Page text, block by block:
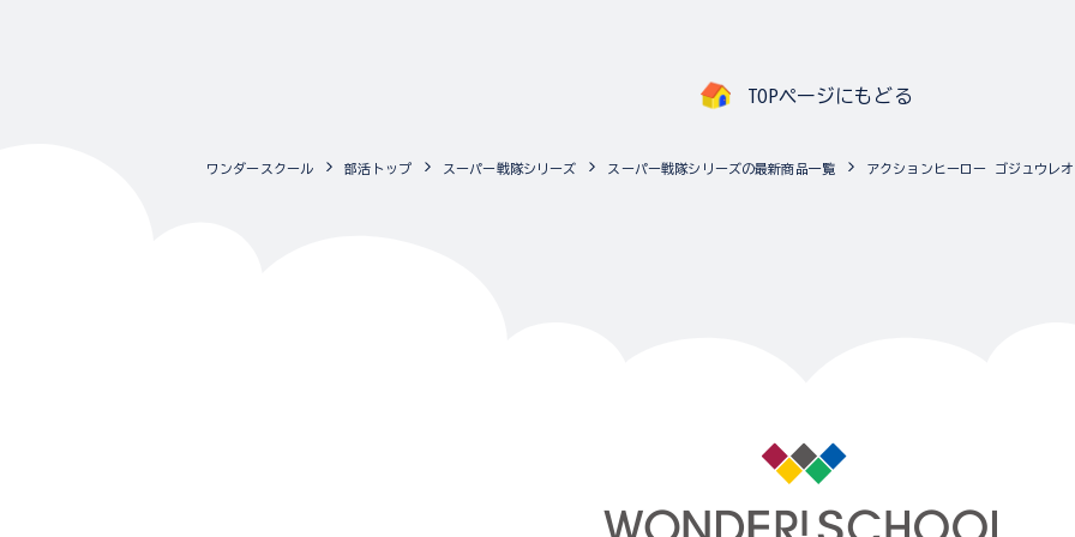
TOPページにもどる
ワンダースクール 部活トップ スーパー戦隊シリーズ スーパー戦隊シリーズの最新商品一覧 アクションヒーロー ゴジュウレ